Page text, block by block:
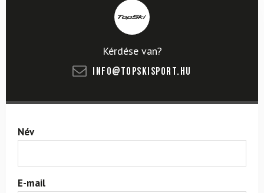
Kérdése van?
info@topskisport.hu
Név
E-mail